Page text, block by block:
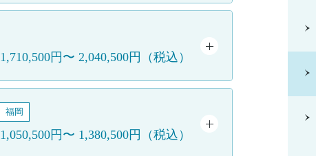
1,710,500円 〜 2,040,500円 （税込）
福岡
1,050,500円 〜 1,380,500円 （税込）